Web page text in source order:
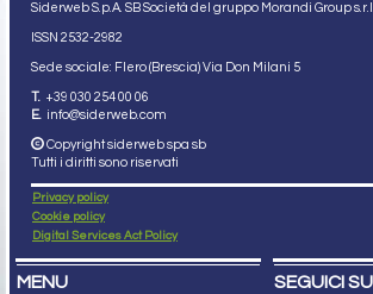
Siderweb S.p.A. SB Società del gruppo Morandi Group s.r.l.
ISSN 2532-2982
Sede sociale: Flero (Brescia) Via Don Milani 5
T. +39 030 254 00 06
E. info@siderweb.com
Copyright siderweb spa sb
Tutti i diritti sono riservati
Privacy policy
Cookie policy
Digital Services Act Policy
MENU
SEGUICI